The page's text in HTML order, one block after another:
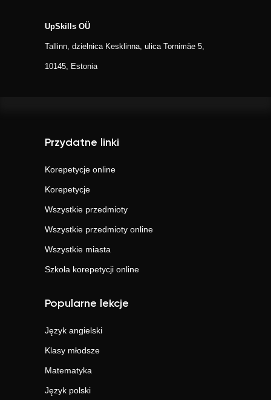
UpSkills OÜ
Tallinn, dzielnica Kesklinna, ulica Tornimäe 5,
10145, Estonia
Przydatne linki
Korepetycje online
Korepetycje
Wszystkie przedmioty
Wszystkie przedmioty online
Wszystkie miasta
Szkoła korepetycji online
Popularne lekcje
Język angielski
Klasy młodsze
Matematyka
Język polski